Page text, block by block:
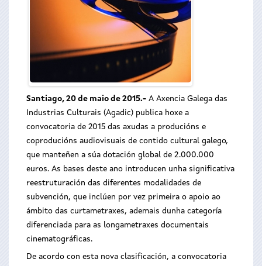
Santiago, 20 de maio de 2015.- A Axencia Galega das
Industrias Culturais (Agadic) publica hoxe a
convocatoria de 2015 das axudas a producións e
coproducións audiovisuais de contido cultural galego,
que manteñen a súa dotación global de 2.000.000
euros. As bases deste ano introducen unha significativa
reestruturación das diferentes modalidades de
subvención, que inclúen por vez primeira o apoio ao
ámbito das curtametraxes, ademais dunha categoría
diferenciada para as longametraxes documentais
cinematográficas.
De acordo con esta nova clasificación, a convocatoria